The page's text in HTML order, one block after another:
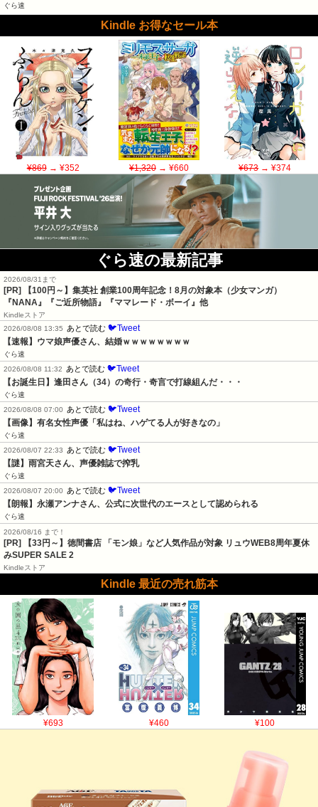
ぐら速
Kindle お得なセール本
¥869→ ¥352 ¥1,320→ ¥660 ¥673→ ¥374
ぐら速の最新記事
2026/08/31まで
[PR]
【100円～】集英社 創業100周年記念！8月の対象本（少女マンガ）
『NANA』『ご近所物語』『ママレード・ボーイ』他
Kindleストア
2026/08/08 13:35
あとで読む 🐦Tweet
【速報】ウマ娘声優さん、結婚ｗｗｗｗｗｗｗｗ
ぐら速
2026/08/08 11:32
あとで読む 🐦Tweet
【お誕生日】逢田さん（34）の奇行・奇言で打線組んだ・・・
ぐら速
2026/08/08 07:00
あとで読む 🐦Tweet
【画像】有名女性声優「私はね、ハゲてる人が好きなの」
ぐら速
2026/08/07 22:33
あとで読む 🐦Tweet
【謎】雨宮天さん、声優雑誌で搾乳
ぐら速
2026/08/07 20:00
あとで読む 🐦Tweet
【朗報】永瀬アンナさん、公式に次世代のエースとして認められる
ぐら速
2026/08/16 まで！
[PR]
【33円～】徳間書店 「モン娘」など人気作品が対象 リュウWEB8周年夏休
みSUPER SALE 2
Kindleストア
Kindle 最近の売れ筋本
¥693 ¥460 ¥100